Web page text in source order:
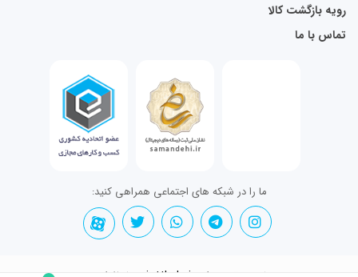
رویه بازگشت کالا
تماس با ما
ما را در شبکه های اجتماعی همراهی کنید: